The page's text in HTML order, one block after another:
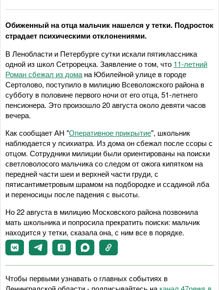
Обиженный на отца мальчик нашелся у тетки. Подросток
страдает психическими отклонениями.
В Ленобласти и Петербурге сутки искали пятиклассника
одной из школ Сетрорецка. Заявление о том, что 11-летний
Роман сбежал из дома на Юбилейной улице в городе
Сертолово, поступило в милицию Всеволожского района в
субботу в половине первого ночи от его отца, 51-летнего
пенсионера. Это произошло 20 августа около девяти часов
вечера.
Как сообщает АН "Оперативное прикрытие", школьник
наблюдается у психиатра. Из дома он сбежал после ссоры с
отцом. Сотрудники милиции были ориентированы на поиски
светловолосого мальчика со следом от ожога кипятком на
передней части шеи и верхней части груди, с
пятисантиметровым шрамом на подбородке и ссадиной лба
и переносицы после падения с высоты.
Но 22 августа в милицию Московского района позвонила
мать школьника и попросила прекратить поиски: мальчик
находится у тетки, сказала она, с ним все в порядке.
Чтобы первыми узнавать о главных событиях в